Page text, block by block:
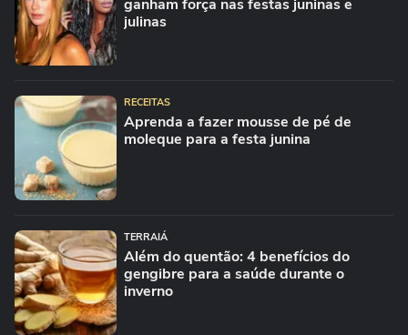
ganham força nas festas juninas e
julinas
RECEITAS
Aprenda a fazer mousse de pé de
moleque para a festa junina
TERRAIÁ
Além do quentão: 4 benefícios do
gengibre para a saúde durante o
inverno